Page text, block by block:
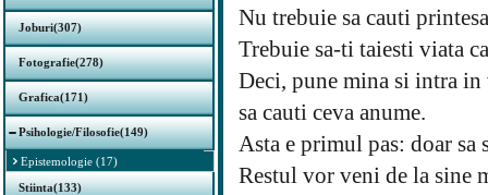
Joburi(307)
Fotografie(278)
Grafica(171)
Psihologie/Filosofie(149)
Epistemologie (17)
Stiinta(133)
Nu trebuie sa cauti
Trebuie sa-ti taiesti viata
Deci, pune mina si intra
sa cauti ceva anume.
Asta e primul pas: doar sa
Restul vor veni de la sine